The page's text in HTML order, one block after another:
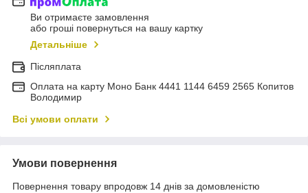
Ви отримаєте замовлення
або гроші повернуться на вашу картку
Детальніше
Післяплата
Оплата на карту Моно Банк 4441 1144 6459 2565 Копитов
Володимир
Всі умови оплати
Умови повернення
Повернення товару впродовж 14 днів за домовленістю